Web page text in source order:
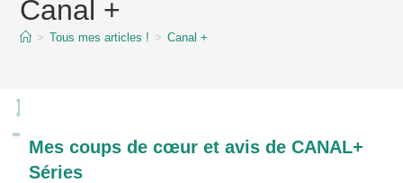
contentCanal +
> Tous mes articles ! > Canal +
Mes coups de cœur et avis de CANAL+
Séries